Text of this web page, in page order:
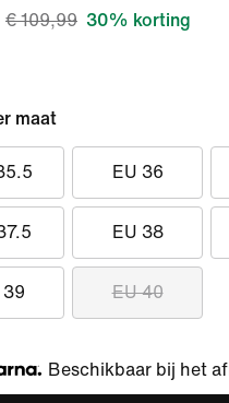
€ 109,99 30% korting
maat
EU 36
EU 38
39 EU 40
Klarna
Beschikbaar bij het